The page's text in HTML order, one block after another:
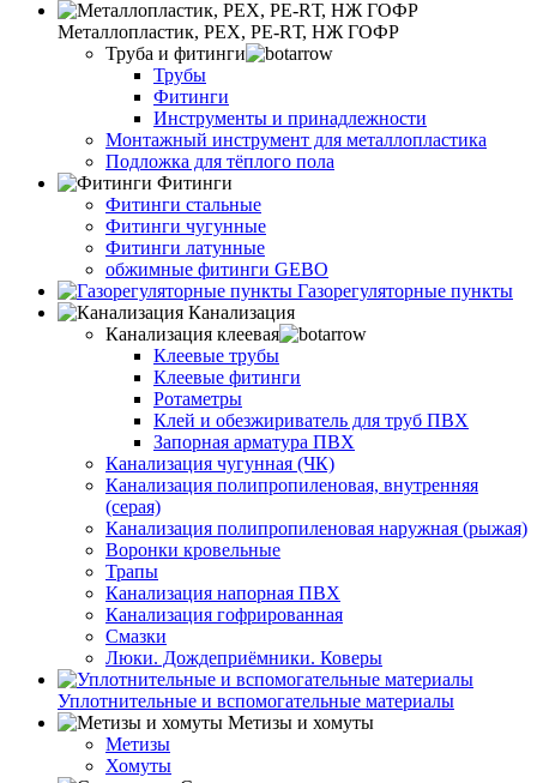
Металлопластик, РЕХ, РЕ-RТ, НЖ ГОФР
Труба и фитинги
Трубы
Фитинги
Инструменты и принадлежности
Монтажный инструмент для металлопластика
Подложка для тёплого пола
Фитинги
Фитинги стальные
Фитинги чугунные
Фитинги латунные
обжимные фитинги GEBO
Газорегуляторные пункты
Канализация
Канализация клеевая
Клеевые трубы
Клеевые фитинги
Ротаметры
Клей и обезжириватель для труб ПВХ
Запорная арматура ПВХ
Канализация чугунная (ЧК)
Канализация полипропиленовая, внутренняя
(серая)
Канализация полипропиленовая наружная (рыжая)
Воронки кровельные
Трапы
Канализация напорная ПВХ
Канализация гофрированная
Смазки
Люки. Дождеприёмники. Коверы
Уплотнительные и вспомогательные материалы
Метизы и хомуты
Метизы
Хомуты